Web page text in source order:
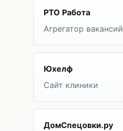
PTO Работа
Агрегатор вакансий
Юхелф
Сайт клиники
ДомСпецовки.ру